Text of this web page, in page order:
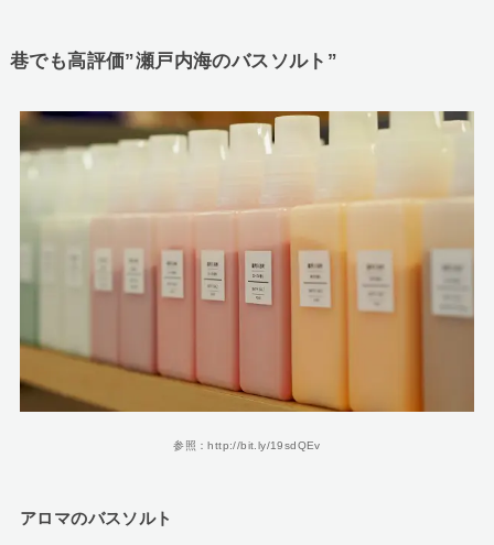
巷でも高評価”瀬戸内海のバスソルト”
参照：http://bit.ly/19sdQEv
アロマのバスソルト